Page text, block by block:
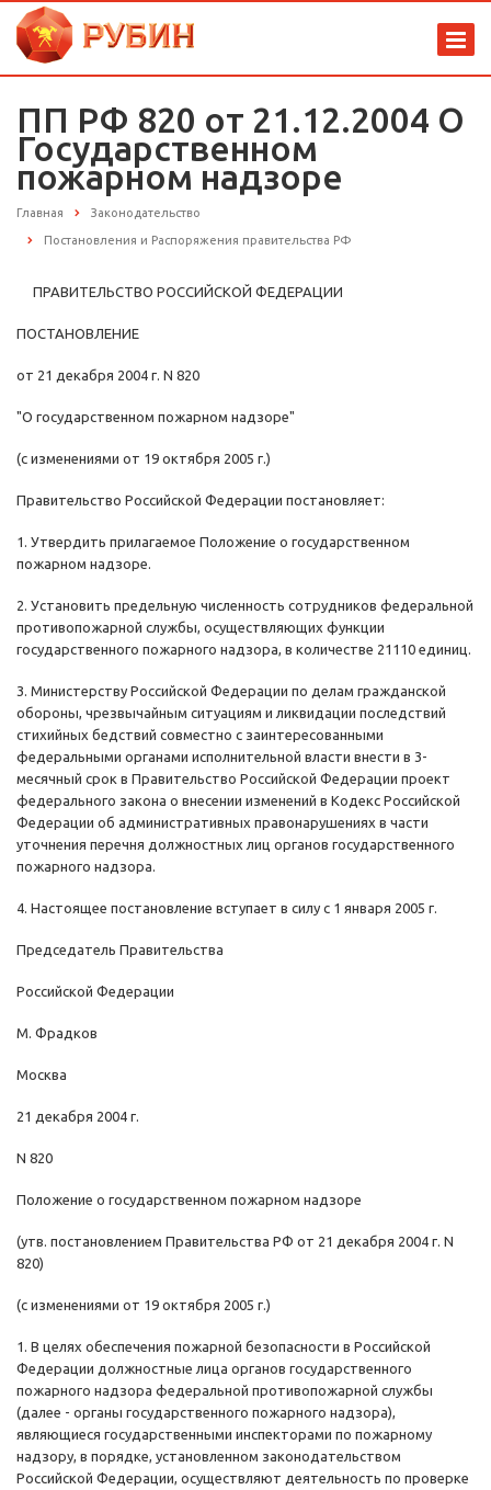
ПП РФ 820 от 21.12.2004 О
Государственном
пожарном надзоре
Главная Законодательство
Постановления и Распоряжения правительства РФ
ПРАВИТЕЛЬСТВО РОССИЙСКОЙ ФЕДЕРАЦИИ
ПОСТАНОВЛЕНИЕ
от 21 декабря 2004 г. N 820
"О государственном пожарном надзоре"
(с изменениями от 19 октября 2005 г.)
Правительство Российской Федерации постановляет:
1. Утвердить прилагаемое Положение о государственном
пожарном надзоре.
2. Установить предельную численность сотрудников федеральной
противопожарной службы, осуществляющих функции
государственного пожарного надзора, в количестве 21110 единиц.
3. Министерству Российской Федерации по делам гражданской
обороны, чрезвычайным ситуациям и ликвидации последствий
стихийных бедствий совместно с заинтересованными
федеральными органами исполнительной власти внести в 3-
месячный срок в Правительство Российской Федерации проект
федерального закона о внесении изменений в Кодекс Российской
Федерации об административных правонарушениях в части
уточнения перечня должностных лиц органов государственного
пожарного надзора.
4. Настоящее постановление вступает в силу с 1 января 2005 г.
Председатель Правительства
Российской Федерации
М. Фрадков
Москва
21 декабря 2004 г.
N 820
Положение о государственном пожарном надзоре
(утв. постановлением Правительства РФ от 21 декабря 2004 г. N
820)
(с изменениями от 19 октября 2005 г.)
1. В целях обеспечения пожарной безопасности в Российской
Федерации должностные лица органов государственного
пожарного надзора федеральной противопожарной службы
(далее - органы государственного пожарного надзора),
являющиеся государственными инспекторами по пожарному
надзору, в порядке, установленном законодательством
Российской Федерации, осуществляют деятельность по проверке